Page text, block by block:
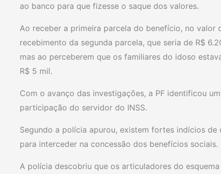
ao banco para que fizesse o saque dos valores.
Ao receber a primeira parcela do benefício, no valor
recebimento da segunda parcela, que seria de R$
mas ao perceberem que os familiares do idoso
R$ 5 mil.
Com o avanço das investigações, a PF identificou
participação do servidor do INSS.
Segundo a polícia apurou, existem fortes indícios
para interceder na concessão dos benefícios sociais.
A polícia descobriu que os articuladores do